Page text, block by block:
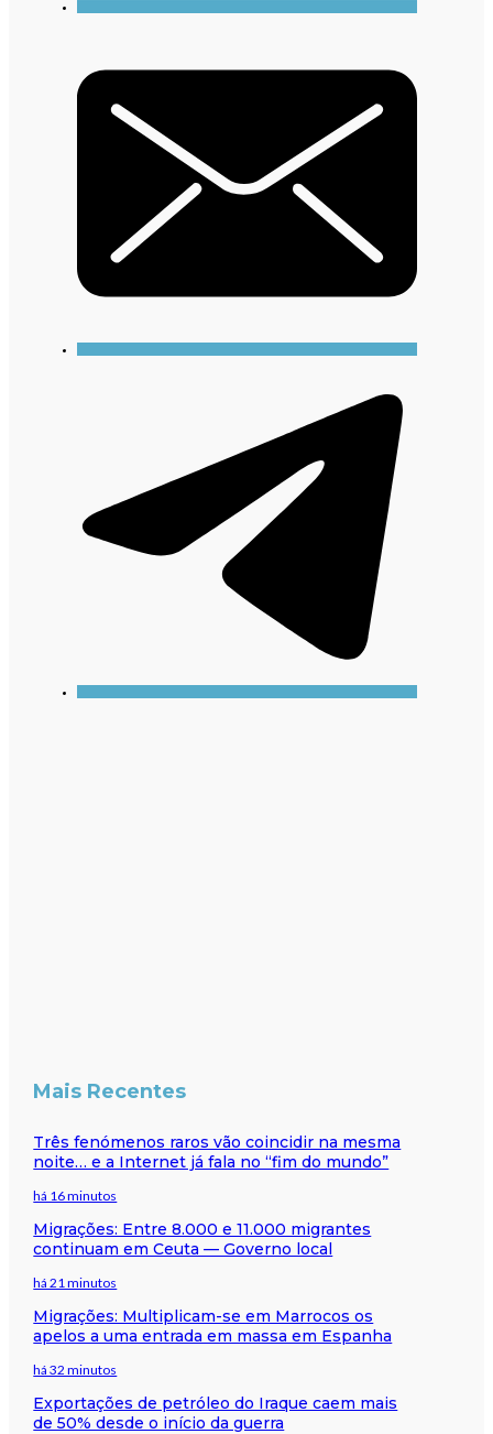
Mais Recentes
Três fenómenos raros vão coincidir na mesma
noite… e a Internet já fala no “fim do mundo”
há 16 minutos
Migrações: Entre 8.000 e 11.000 migrantes
continuam em Ceuta — Governo local
há 21 minutos
Migrações: Multiplicam-se em Marrocos os
apelos a uma entrada em massa em Espanha
há 32 minutos
Exportações de petróleo do Iraque caem mais
de 50% desde o início da guerra